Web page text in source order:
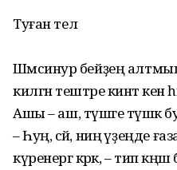
Туған тел
Шәмсинур әбейҙең
килгән тештәре кинәт
Ашы – аш, түшәге түшәк
– Һуң, әсәй, ниңә үҙеңде
күренергә кәрәк, – тип